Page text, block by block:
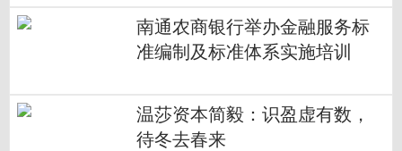
南通农商银行举办金融服务标
准编制及标准体系实施培训
​温莎资本简毅：识盈虚有数，
待冬去春来